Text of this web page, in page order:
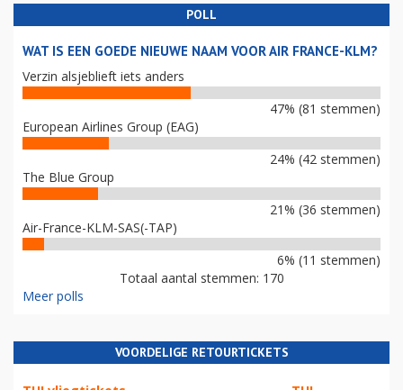
POLL
WAT IS EEN GOEDE NIEUWE NAAM VOOR AIR FRANCE-KLM?
Verzin alsjeblieft iets anders
47% (81 stemmen)
European Airlines Group (EAG)
24% (42 stemmen)
The Blue Group
21% (36 stemmen)
Air-France-KLM-SAS(-TAP)
6% (11 stemmen)
Totaal aantal stemmen: 170
Meer polls
VOORDELIGE RETOURTICKETS